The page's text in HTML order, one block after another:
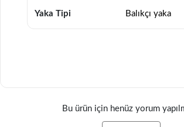
Yaka Tipi Balıkçı yaka
Bu ürün için henüz yorum